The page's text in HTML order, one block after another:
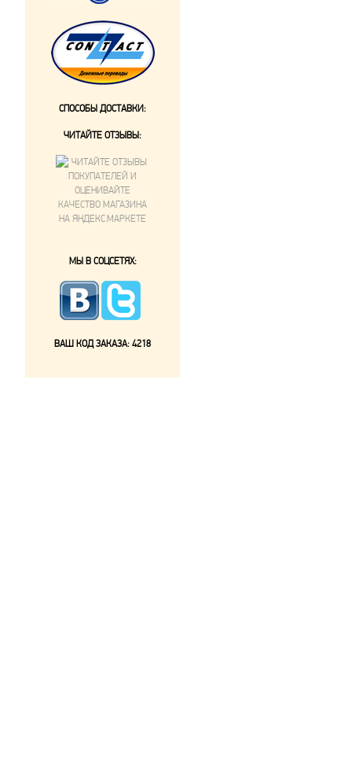
СПОСОБЫ ДОСТАВКИ:
ЧИТАЙТЕ ОТЗЫВЫ:
МЫ В СОЦСЕТЯХ:
ВАШ КОД ЗАКАЗА: 4218